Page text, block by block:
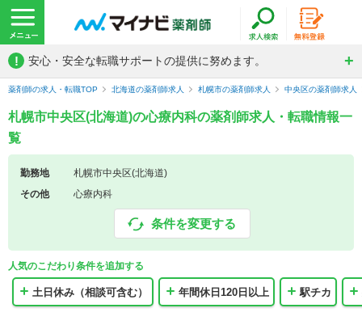
! 安心・安全な転職サポートの提供に努めます。
薬剤師の求人・転職TOP 北海道の薬剤師求人 札幌市の薬剤師求人 中央区の薬剤師求人
札幌市中央区(北海道)の心療内科の薬剤師求人・転職情報一
覧
勤務地
札幌市中央区(北海道)
その他
心療内科
条件を変更する
人気のこだわり条件を追加する
土日休み（相談可含む） 年間休日120日以上 駅チカ